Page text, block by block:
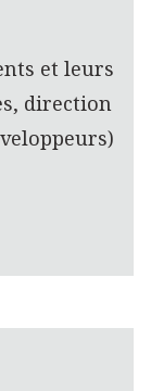
et leurs
direction